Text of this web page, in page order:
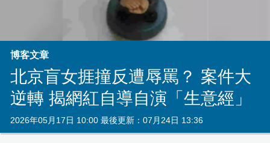
博客文章
北京盲女捱撞反遭辱罵？ 案件大
逆轉 揭網紅自導自演「生意經」
2026年05月17日 10:00 最後更新：07月24日 13:36